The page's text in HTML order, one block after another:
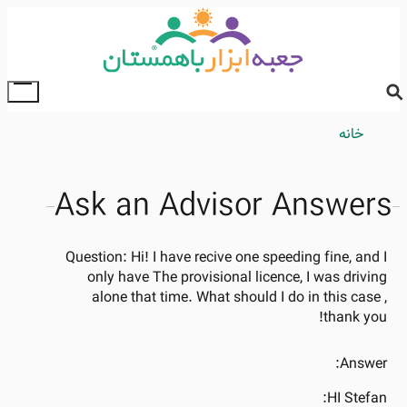
Breadcrumb
خانه
Ask an Advisor Answers
Question: Hi! I have recive one speeding fine, and I
only have The provisional licence, I was driving
alone that time. What should I do in this case ,
thank you!
Answer:
HI Stefan: